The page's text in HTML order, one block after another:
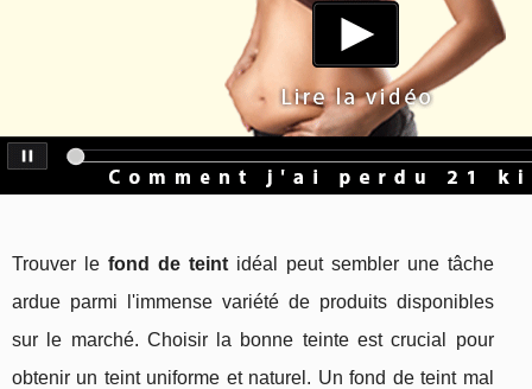
Trouver le fond de teintidéal peut sembler une tâche
ardue parmi l'immense variété de produits disponibles
sur le marché. Choisir la bonne teinte est crucial pour
obtenir un teint uniforme et naturel. Un fond de teint mal